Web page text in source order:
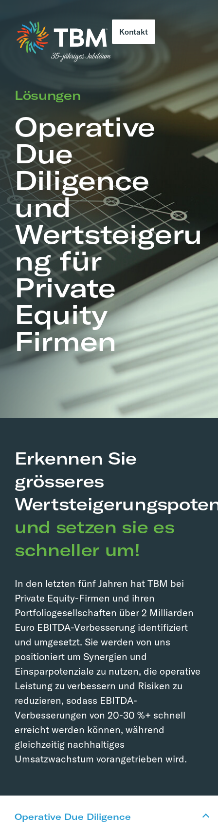
Kontakt
Lösungen
Operative
Due
Diligence
und
Wertsteigeru
ng für
Private
Equity
Firmen
Erkennen Sie
grösseres
und setzen sie es
schneller um!
In den letzten fünf Jahren hat TBM bei
Private Equity-Firmen und ihren
Portfoliogesellschaften über 2 Milliarden
Euro EBITDA-Verbesserung identifiziert
und umgesetzt. Sie werden von uns
positioniert um Synergien und
Einsparpotenziale zu nutzen, die operative
Leistung zu verbessern und Risiken zu
reduzieren, sodass EBITDA-
Verbesserungen von 20-30 %+ schnell
erreicht werden können, während
gleichzeitig nachhaltiges
Umsatzwachstum vorangetrieben wird.
Operative Due Diligence